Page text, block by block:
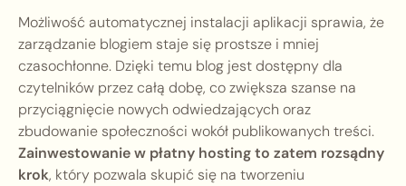
Możliwość automatycznej instalacji aplikacji sprawia, że
zarządzanie blogiem staje się prostsze i mniej
czasochłonne. Dzięki temu blog jest dostępny dla
czytelników przez całą dobę, co zwiększa szanse na
przyciągnięcie nowych odwiedzających oraz
zbudowanie społeczności wokół publikowanych treści.
Zainwestowanie w płatny hosting to zatem rozsądny
krok, który pozwala skupić się na tworzeniu